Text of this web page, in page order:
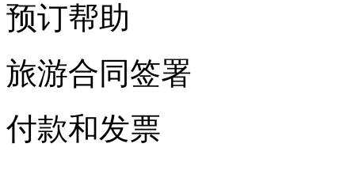
预订帮助
旅游合同签署
付款和发票